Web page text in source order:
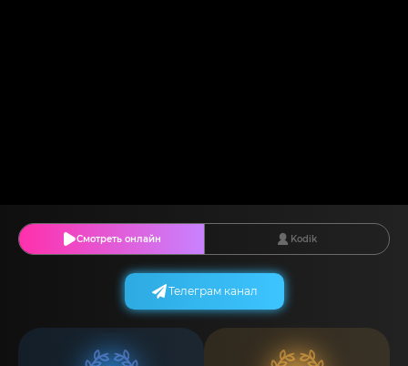
Смотреть онлайн Kodik
Телеграм канал